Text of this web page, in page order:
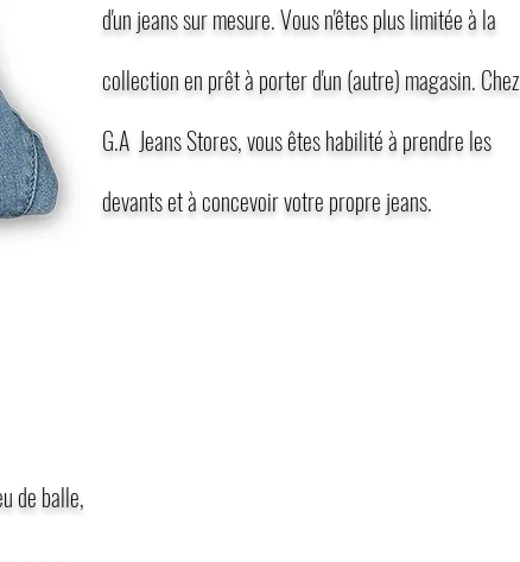
d'un jeans sur mesure. Vous n'êtes plus limitée à la
collection en prêt à porter d'un (autre) magasin. Chez
G.A Jeans Stores, vous êtes habilité à prendre les
devants et à concevoir votre propre jeans.
de balle,